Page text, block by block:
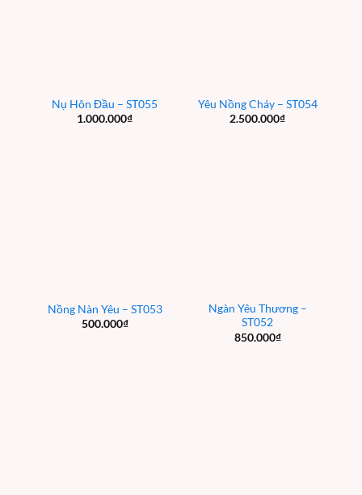
Nụ Hôn Đầu – ST055
1.000.000₫
Yêu Nồng Cháy – ST054
2.500.000₫
Nồng Nàn Yêu – ST053
500.000₫
Ngàn Yêu Thương –
ST052
850.000₫